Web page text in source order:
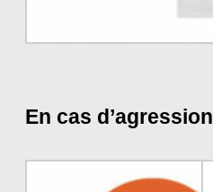
En cas d’agression